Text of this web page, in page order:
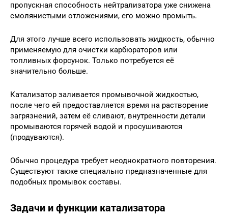
пропускная способность нейтрализатора уже снижена
смолянистыми отложениями, его можно промыть.
Для этого лучше всего использовать жидкость, обычно
применяемую для очистки карбюраторов или
топливных форсунок. Только потребуется её
значительно больше.
Катализатор заливается промывочной жидкостью,
после чего ей предоставляется время на растворение
загрязнений, затем её сливают, внутренности детали
промываются горячей водой и просушиваются
(продуваются).
Обычно процедура требует неоднократного повторения.
Существуют также специально предназначенные для
подобных промывок составы.
Задачи и функции катализатора